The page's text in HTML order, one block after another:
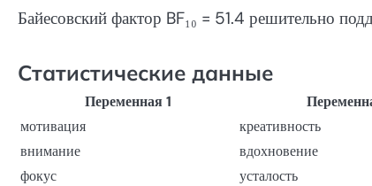
Байесовский фактор BF₁₀ = 51.4 решительно
Статистические данные
Переменная 1
мотивация
креативность
внимание
вдохновение
фокус
усталость